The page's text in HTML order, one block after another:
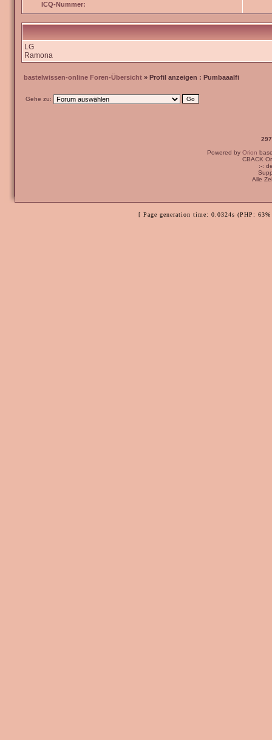
ICQ-Nummer:
LG
Ramona
bastelwissen-online Foren-Übersicht » Profil anzeigen : Pumbaaalfi
Gehe zu:
Powered by Orion
CBACK
:-:
Alle
[ Page generation time: 0.0324s (PHP: